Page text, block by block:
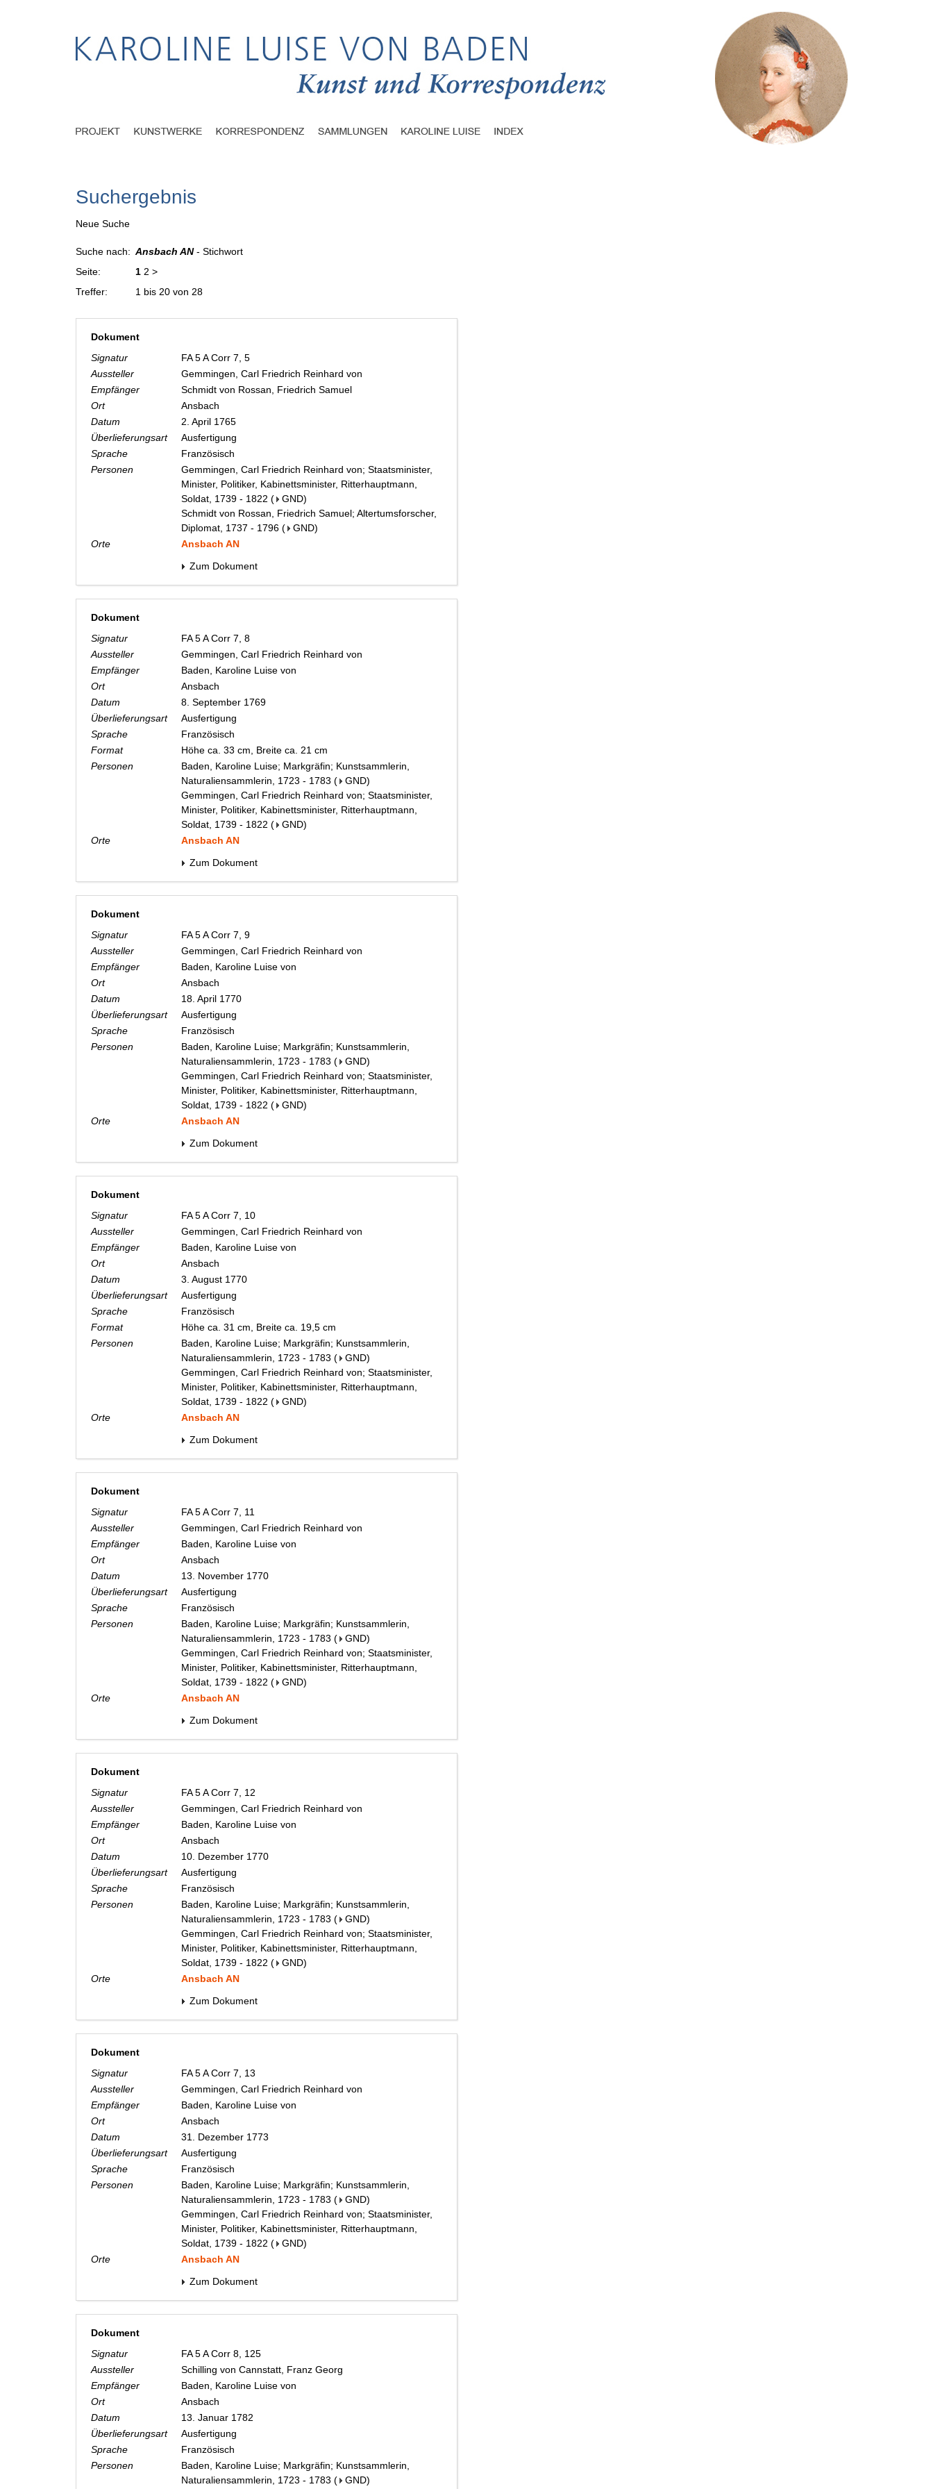
Suchergebnis
Neue Suche
Suche nach: Ansbach AN- Stichwort
Seite:
1 2 >
Treffer:
1 bis 20 von 28
Dokument
Signatur
FA 5 A Corr 7, 5
Aussteller
Gemmingen, Carl Friedrich Reinhard von
Empfänger
Schmidt von Rossan, Friedrich Samuel
Ort
Ansbach
Datum
2. April 1765
Überlieferungsart
Ausfertigung
Sprache
Französisch
Personen
Gemmingen, Carl Friedrich Reinhard von; Staatsminister,
Minister, Politiker, Kabinettsminister, Ritterhauptmann,
Soldat, 1739 - 1822 ( GND)
Schmidt von Rossan, Friedrich Samuel; Altertumsforscher,
Diplomat, 1737 - 1796 ( GND)
Orte
Ansbach AN
Zum Dokument
Dokument
Signatur
FA 5 A Corr 7, 8
Aussteller
Gemmingen, Carl Friedrich Reinhard von
Empfänger
Baden, Karoline Luise von
Ort
Ansbach
Datum
8. September 1769
Überlieferungsart
Ausfertigung
Sprache
Französisch
Format
Höhe ca. 33 cm, Breite ca. 21 cm
Personen
Baden, Karoline Luise; Markgräfin; Kunstsammlerin,
Naturaliensammlerin, 1723 - 1783 ( GND)
Gemmingen, Carl Friedrich Reinhard von; Staatsminister,
Minister, Politiker, Kabinettsminister, Ritterhauptmann,
Soldat, 1739 - 1822 ( GND)
Orte
Ansbach AN
Zum Dokument
Dokument
Signatur
FA 5 A Corr 7, 9
Aussteller
Gemmingen, Carl Friedrich Reinhard von
Empfänger
Baden, Karoline Luise von
Ort
Ansbach
Datum
18. April 1770
Überlieferungsart
Ausfertigung
Sprache
Französisch
Personen
Baden, Karoline Luise; Markgräfin; Kunstsammlerin,
Naturaliensammlerin, 1723 - 1783 ( GND)
Gemmingen, Carl Friedrich Reinhard von; Staatsminister,
Minister, Politiker, Kabinettsminister, Ritterhauptmann,
Soldat, 1739 - 1822 ( GND)
Orte
Ansbach AN
Zum Dokument
Dokument
Signatur
FA 5 A Corr 7, 10
Aussteller
Gemmingen, Carl Friedrich Reinhard von
Empfänger
Baden, Karoline Luise von
Ort
Ansbach
Datum
3. August 1770
Überlieferungsart
Ausfertigung
Sprache
Französisch
Format
Höhe ca. 31 cm, Breite ca. 19,5 cm
Personen
Baden, Karoline Luise; Markgräfin; Kunstsammlerin,
Naturaliensammlerin, 1723 - 1783 ( GND)
Gemmingen, Carl Friedrich Reinhard von; Staatsminister,
Minister, Politiker, Kabinettsminister, Ritterhauptmann,
Soldat, 1739 - 1822 ( GND)
Orte
Ansbach AN
Zum Dokument
Dokument
Signatur
FA 5 A Corr 7, 11
Aussteller
Gemmingen, Carl Friedrich Reinhard von
Empfänger
Baden, Karoline Luise von
Ort
Ansbach
Datum
13. November 1770
Überlieferungsart
Ausfertigung
Sprache
Französisch
Personen
Baden, Karoline Luise; Markgräfin; Kunstsammlerin,
Naturaliensammlerin, 1723 - 1783 ( GND)
Gemmingen, Carl Friedrich Reinhard von; Staatsminister,
Minister, Politiker, Kabinettsminister, Ritterhauptmann,
Soldat, 1739 - 1822 ( GND)
Orte
Ansbach AN
Zum Dokument
Dokument
Signatur
FA 5 A Corr 7, 12
Aussteller
Gemmingen, Carl Friedrich Reinhard von
Empfänger
Baden, Karoline Luise von
Ort
Ansbach
Datum
10. Dezember 1770
Überlieferungsart
Ausfertigung
Sprache
Französisch
Personen
Baden, Karoline Luise; Markgräfin; Kunstsammlerin,
Naturaliensammlerin, 1723 - 1783 ( GND)
Gemmingen, Carl Friedrich Reinhard von; Staatsminister,
Minister, Politiker, Kabinettsminister, Ritterhauptmann,
Soldat, 1739 - 1822 ( GND)
Orte
Ansbach AN
Zum Dokument
Dokument
Signatur
FA 5 A Corr 7, 13
Aussteller
Gemmingen, Carl Friedrich Reinhard von
Empfänger
Baden, Karoline Luise von
Ort
Ansbach
Datum
31. Dezember 1773
Überlieferungsart
Ausfertigung
Sprache
Französisch
Personen
Baden, Karoline Luise; Markgräfin; Kunstsammlerin,
Naturaliensammlerin, 1723 - 1783 ( GND)
Gemmingen, Carl Friedrich Reinhard von; Staatsminister,
Minister, Politiker, Kabinettsminister, Ritterhauptmann,
Soldat, 1739 - 1822 ( GND)
Orte
Ansbach AN
Zum Dokument
Dokument
Signatur
FA 5 A Corr 8, 125
Aussteller
Schilling von Cannstatt, Franz Georg
Empfänger
Baden, Karoline Luise von
Ort
Ansbach
Datum
13. Januar 1782
Überlieferungsart
Ausfertigung
Sprache
Französisch
Personen
Baden, Karoline Luise; Markgräfin; Kunstsammlerin,
Naturaliensammlerin, 1723 - 1783 ( GND)